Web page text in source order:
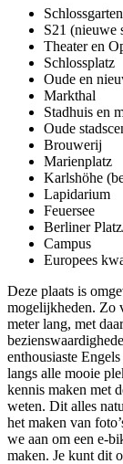
Schlossgarten
S21 (nieuwe
Theater en
Schlossplatz
Oude en
Markthal
Stadhuis en
Oude
Brouwerij
Marienplatz
Karlshöhe
Lapidarium
Feuersee
Berliner
Campus
Europees
Deze plaats is
mogelijkheden. Zo
meter lang, met
enthousiaste
langs alle mooie
kennis maken met
weten. Dit alles
het maken van
we aan om een e-
maken. Je kunt dit